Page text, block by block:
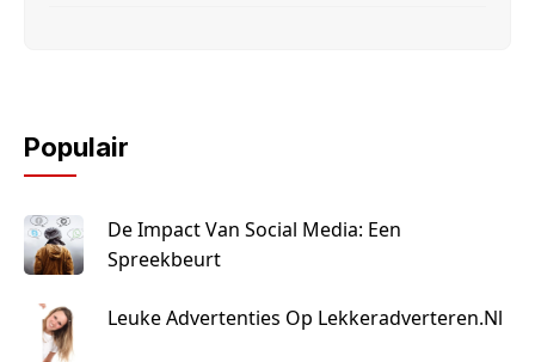
Populair
De Impact Van Social Media: Een
Spreekbeurt
Leuke Advertenties Op Lekkeradverteren.nl